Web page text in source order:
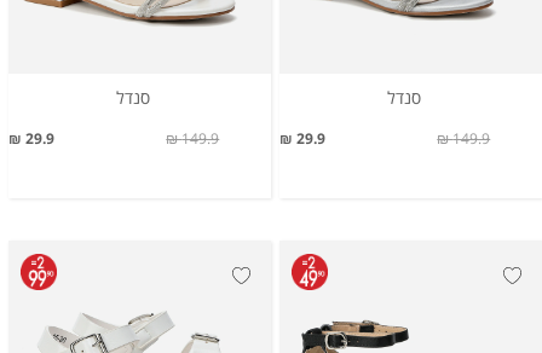
סנדל
29.9 ₪ 149.9 ₪
סנדל
29.9 ₪ 149.9 ₪